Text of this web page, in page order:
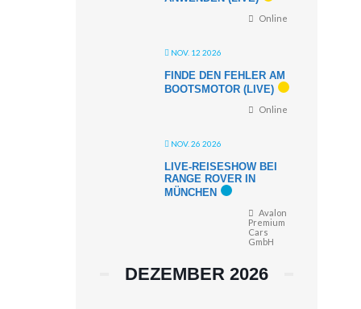
Online
NOV. 12 2026
FINDE DEN FEHLER AM
BOOTSMOTOR (LIVE)
Online
NOV. 26 2026
LIVE-REISESHOW BEI
RANGE ROVER IN
MÜNCHEN
Avalon
Premium
Cars
GmbH
DEZEMBER 2026